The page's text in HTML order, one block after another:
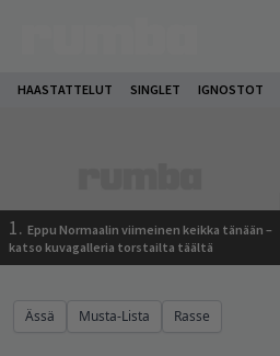
HAASTATTELUT SINGLET IGNOSTOT
1. Eppu Normaalin viimeinen keikka tänään –
katso kuvagalleria torstailta täältä
Ässä Musta-Lista Rasse